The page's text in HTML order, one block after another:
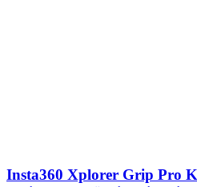
Insta360 Xplorer Grip Pro